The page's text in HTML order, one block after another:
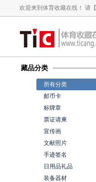
欢迎来到体育收藏在线！ 请【
藏品分类
所有分类
邮币卡
标牌章
票证请柬
宣传画
文献照片
手迹签名
日用品礼品
装备器材